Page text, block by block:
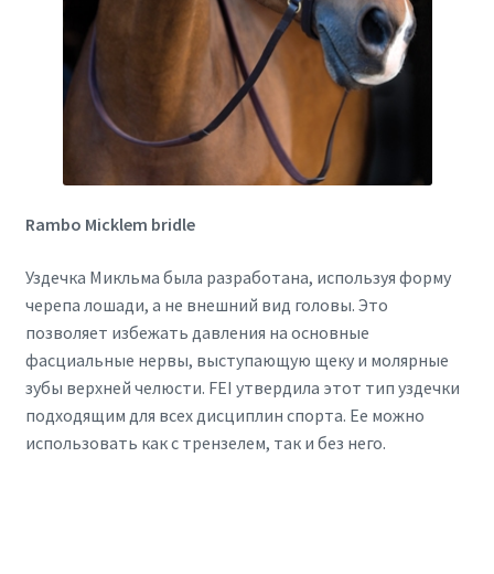
Rambo Micklem bridle
Уздечка Микльма была разработана, используя форму
черепа лошади, а не внешний вид головы. Это
позволяет избежать давления на основные
фасциальные нервы, выступающую щеку и молярные
зубы верхней челюсти. FEI утвердила этот тип уздечки
подходящим для всех дисциплин спорта. Ее можно
использовать как с трензелем, так и без него.